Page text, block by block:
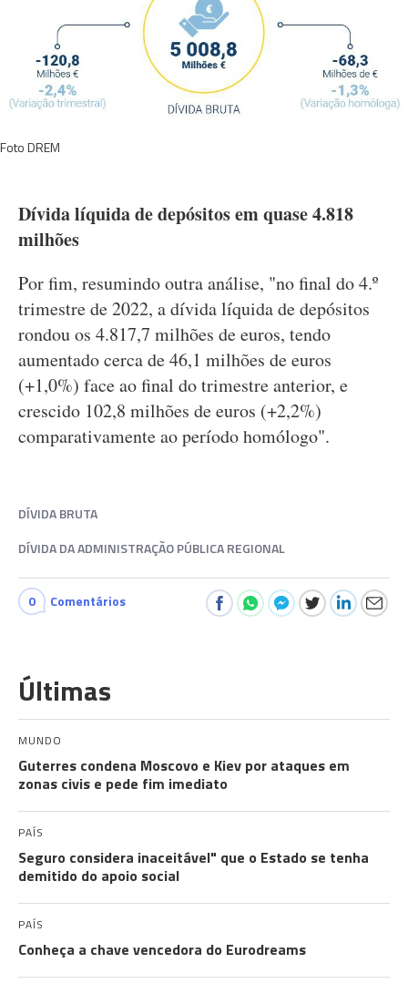
Foto DREM
Dívida líquida de depósitos em quase 4.818
milhões
Por fim, resumindo outra análise, "no final do 4.º
trimestre de 2022, a dívida líquida de depósitos
rondou os 4.817,7 milhões de euros, tendo
aumentado cerca de 46,1 milhões de euros
(+1,0%) face ao final do trimestre anterior, e
crescido 102,8 milhões de euros (+2,2%)
comparativamente ao período homólogo".
DÍVIDA BRUTA
DÍVIDA DA ADMINISTRAÇÃO PÚBLICA REGIONAL
0 Comentários
Últimas
MUNDO
Guterres condena Moscovo e Kiev por ataques em
zonas civis e pede fim imediato
PAÍS
Seguro considera inaceitável" que o Estado se tenha
demitido do apoio social
PAÍS
Conheça a chave vencedora do Eurodreams